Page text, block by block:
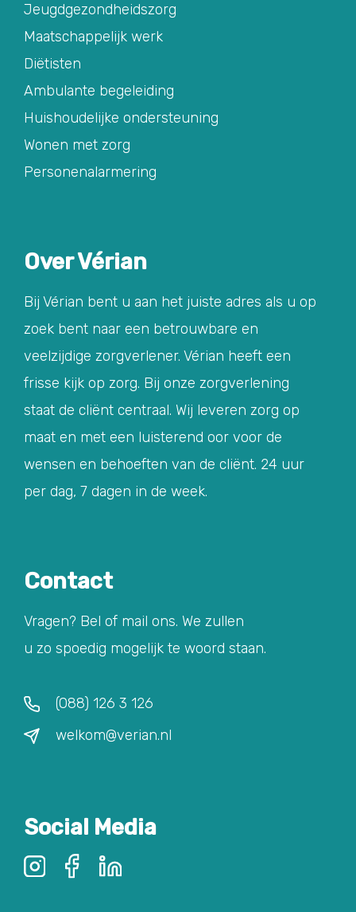
Jeugdgezondheidszorg
Maatschappelijk werk
Diëtisten
Ambulante begeleiding
Huishoudelijke ondersteuning
Wonen met zorg
Personenalarmering
Over Vérian
Bij Vérian bent u aan het juiste adres als u op
zoek bent naar een betrouwbare en
veelzijdige zorgverlener. Vérian heeft een
frisse kijk op zorg. Bij onze zorgverlening
staat de cliënt centraal. Wij leveren zorg op
maat en met een luisterend oor voor de
wensen en behoeften van de cliënt. 24 uur
per dag, 7 dagen in de week.
Contact
Vragen? Bel of mail ons. We zullen
u zo spoedig mogelijk te woord staan.
(088) 126 3 126
welkom@verian.nl
Social Media